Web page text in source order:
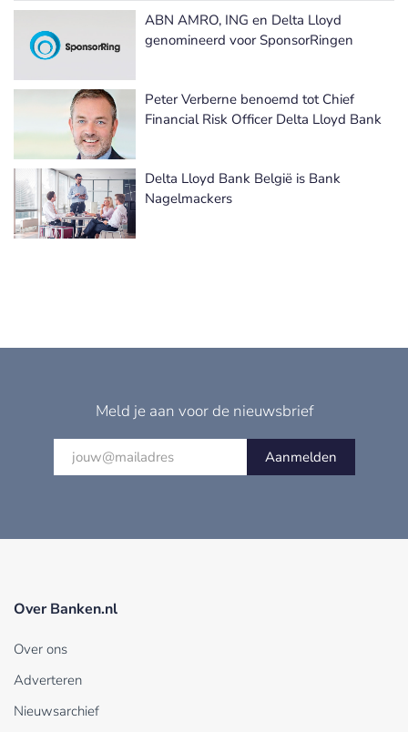
Delta Lloyd Bank nieuws
ABN AMRO, ING en Delta Lloyd
genomineerd voor SponsorRingen
Peter Verberne benoemd tot Chief
Financial Risk Officer Delta Lloyd Bank
Delta Lloyd Bank België is Bank
Nagelmackers
Meld je aan voor de nieuwsbrief
Aanmelden
Over Banken.nl
Over ons
Adverteren
Nieuwsarchief